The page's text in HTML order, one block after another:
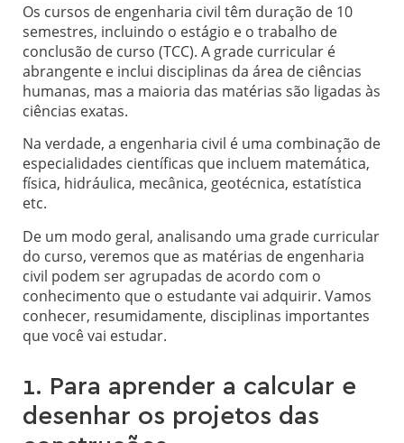
Os cursos de engenharia civil têm duração de 10
semestres, incluindo o estágio e o trabalho de
conclusão de curso (TCC). A grade curricular é
abrangente e inclui disciplinas da área de ciências
humanas, mas a maioria das matérias são ligadas às
ciências exatas.
Na verdade, a engenharia civil é uma combinação de
especialidades científicas que incluem matemática,
física, hidráulica, mecânica, geotécnica, estatística
etc.
De um modo geral, analisando uma grade curricular
do curso, veremos que as matérias de engenharia
civil podem ser agrupadas de acordo com o
conhecimento que o estudante vai adquirir. Vamos
conhecer, resumidamente, disciplinas importantes
que você vai estudar.
1. Para aprender a calcular e
desenhar os projetos das